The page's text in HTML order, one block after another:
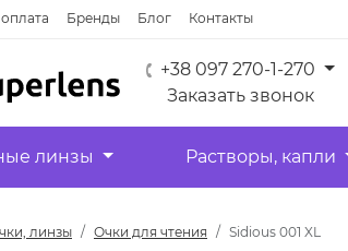
Бренды Блог Контакты
+38 097 270-1-270
Заказать звонок
линзы Растворы, капли
линзы Очки для чтения Sidious 001 XL